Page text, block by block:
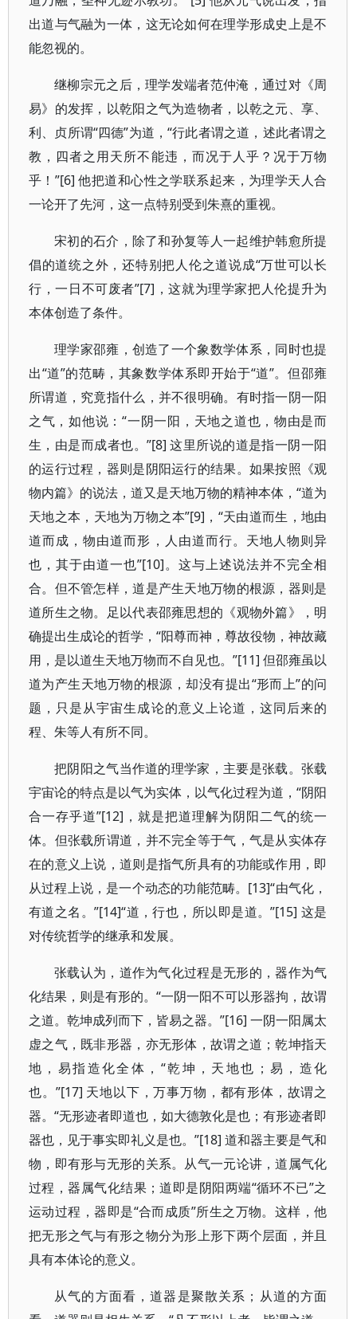
出道与气融为一体，这无论如何在理学形成史上是不
能忽视的。
继柳宗元之后，理学发端者范仲淹，通过对《周
易》的发挥，以乾阳之气为造物者，以乾之元、享、
利、贞所谓“四德”为道，“行此者谓之道，述此者谓之
教，四者之用天所不能违，而况于人乎？况于万物
乎！”[6] 他把道和心性之学联系起来，为理学天人合
一论开了先河，这一点特别受到朱熹的重视。
宋初的石介，除了和孙复等人一起维护韩愈所提
倡的道统之外，还特别把人伦之道说成“万世可以长
行，一日不可废者”[7]，这就为理学家把人伦提升为
本体创造了条件。
理学家邵雍，创造了一个象数学体系，同时也提
出“道”的范畴，其象数学体系即开始于“道”。但邵雍
所谓道，究竟指什么，并不很明确。有时指一阴一阳
之气，如他说：“一阴一阳，天地之道也，物由是而
生，由是而成者也。”[8] 这里所说的道是指一阴一阳
的运行过程，器则是阴阳运行的结果。如果按照《观
物内篇》的说法，道又是天地万物的精神本体，“道为
天地之本，天地为万物之本”[9]，“天由道而生，地由
道而成，物由道而形，人由道而行。天地人物则异
也，其于由道一也”[10]。这与上述说法并不完全相
合。但不管怎样，道是产生天地万物的根源，器则是
道所生之物。足以代表邵雍思想的《观物外篇》，明
确提出生成论的哲学，“阳尊而神，尊故役物，神故藏
用，是以道生天地万物而不自见也。”[11] 但邵雍虽以
道为产生天地万物的根源，却没有提出“形而上”的问
题，只是从宇宙生成论的意义上论道，这同后来的
程、朱等人有所不同。
把阴阳之气当作道的理学家，主要是张载。张载
宇宙论的特点是以气为实体，以气化过程为道，“阴阳
合一存乎道”[12]，就是把道理解为阴阳二气的统一
体。但张载所谓道，并不完全等于气，气是从实体存
在的意义上说，道则是指气所具有的功能或作用，即
从过程上说，是一个动态的功能范畴。[13]“由气化，
有道之名。”[14]“道，行也，所以即是道。”[15] 这是
对传统哲学的继承和发展。
张载认为，道作为气化过程是无形的，器作为气
化结果，则是有形的。“一阴一阳不可以形器拘，故谓
之道。乾坤成列而下，皆易之器。”[16] 一阴一阳属太
虚之气，既非形器，亦无形体，故谓之道；乾坤指天
地，易指造化全体，“乾坤，天地也；易，造化
也。”[17] 天地以下，万事万物，都有形体，故谓之
器。“无形迹者即道也，如大德敦化是也；有形迹者即
器也，见于事实即礼义是也。”[18] 道和器主要是气和
物，即有形与无形的关系。从气一元论讲，道属气化
过程，器属气化结果；道即是阴阳两端“循环不已”之
运动过程，器即是“合而成质”所生之万物。这样，他
把无形之气与有形之物分为形上形下两个层面，并且
具有本体论的意义。
从气的方面看，道器是聚散关系；从道的方面